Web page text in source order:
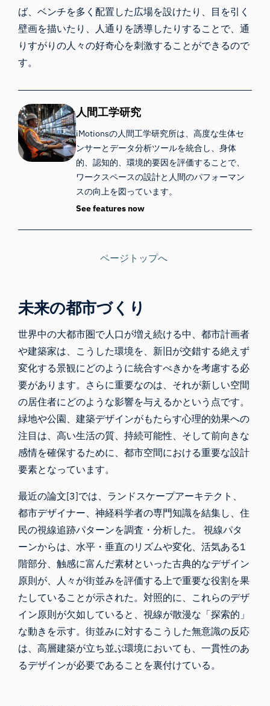
ば、ベンチを多く配置した広場を設けたり、目を引く
壁画を描いたり、人通りを誘導したりすることで、通
りすがりの人々の好奇心を刺激することができるので
す。
人間工学研究
iMotionsの人間工学研究所は、高度な生体セ
ンサーとデータ分析ツールを統合し、身体
的、認知的、環境的要因を評価することで、
ワークスペースの設計と人間のパフォーマン
スの向上を図っています。
See features now
ページトップへ
未来の都市づくり
世界中の大都市圏で人口が増え続ける中、都市計画者
や建築家は、こうした環境を、新旧が交錯する絶えず
変化する景観にどのように統合すべきかを考慮する必
要があります。さらに重要なのは、それが新しい空間
の居住者にどのような影響を与えるかという点です。
緑地や公園、建築デザインがもたらす心理的効果への
注目は、高い生活の質、持続可能性、そして前向きな
感情を確保するために、都市空間における重要な設計
要素となっています。
最近の論文[3]では、ランドスケープアーキテクト、
都市デザイナー、神経科学者の専門知識を結集し、住
民の視線追跡パターンを調査・分析した。 視線パタ
ーンからは、水平・垂直のリズムや変化、活気ある1
階部分、触感に富んだ素材といった古典的なデザイン
原則が、人々が街並みを評価する上で重要な役割を果
たしていることが示された。対照的に、これらのデザ
イン原則が欠如していると、視線が散漫な「探索的」
な動きを示す。街並みに対するこうした無意識の反応
は、高層建築が立ち並ぶ環境においても、一貫性のあ
るデザインが必要であることを裏付けている。